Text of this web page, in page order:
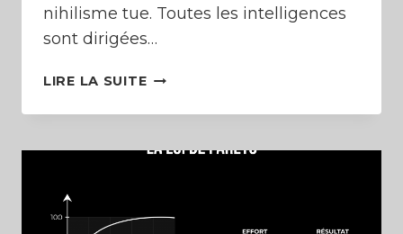
nihilisme tue. Toutes les intelligences
sont dirigées…
LIRE LA SUITEREPROGRAMMER
SUBCONSCIENT
CONDITIONNER